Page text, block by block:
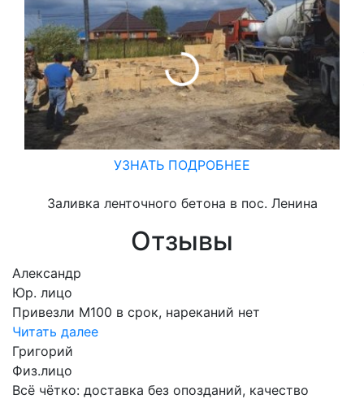
УЗНАТЬ ПОДРОБНЕЕ
Заливка ленточного бетона в пос. Ленина
Отзывы
Александр
Юр. лицо
Привезли М100 в срок, нареканий нет
Читать далее
Григорий
Физ.лицо
Всё чётко: доставка без опозданий, качество